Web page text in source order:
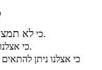
כי לא
את המוצרים שלנו בשום מקום אחר.
כי.
כי אצלנו ניתן להתאים